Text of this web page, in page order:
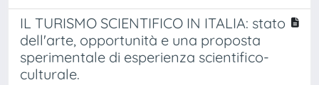
IL TURISMO SCIENTIFICO IN ITALIA: stato
dell'arte, opportunità e una proposta
sperimentale di esperienza scientifico-
culturale.